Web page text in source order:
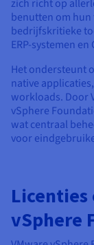
zich richt op
benutten om hun
bedrijfskritieke
ERP-systemen en
Het ondersteunt
native
workloads. Door
vSphere
wat centraal
voor
Licenties
vSphere